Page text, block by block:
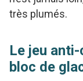
très plumés.
Le jeu
bloc de